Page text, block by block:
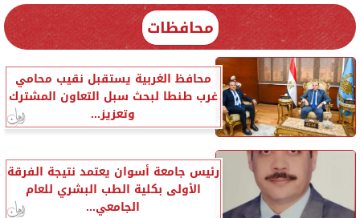
محافظات
محافظ الغربية يستقبل نقيب محامي
غرب طنطا لبحث سبل التعاون المشترك
وتعزيز...
رئيس جامعة أسوان يعتمد نتيجة الفرقة
الأولى بكلية الطب البشري للعام
الجامعي...